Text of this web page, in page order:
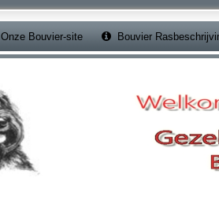
Onze Bouvier-site(Opens a new tab)
Bouvier